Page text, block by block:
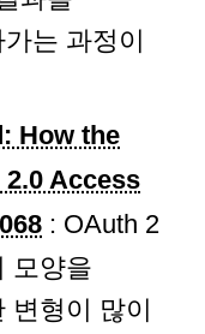
는 과정이
How the
Access
: OAuth 2
모양을
형이 많이